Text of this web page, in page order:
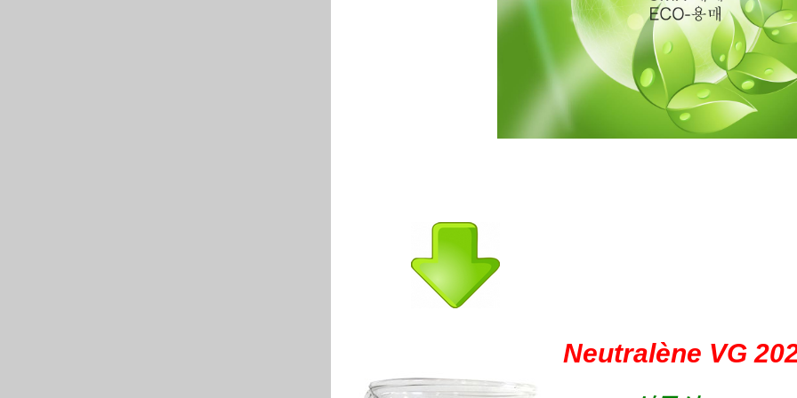
Neutralène VG